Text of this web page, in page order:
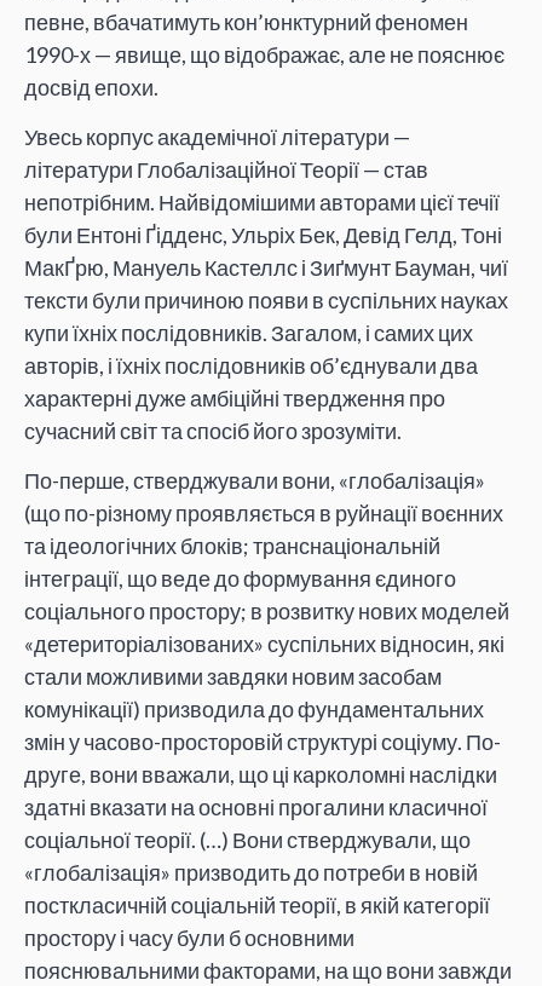
певне, вбачатимуть кон’юнктурний феномен
1990-х — явище, що відображає, але не пояснює
досвід епохи.
Увесь корпус академічної літератури —
літератури Глобалізаційної Теорії — став
непотрібним. Найвідомішими авторами цієї течії
були Ентоні Ґідденс, Ульріх Бек, Девід Гелд, Тоні
МакҐрю, Мануель Кастеллс і Зиґмунт Бауман, чиї
тексти були причиною появи в суспільних науках
купи їхніх послідовників. Загалом, і самих цих
авторів, і їхніх послідовників об’єднували два
характерні дуже амбіційні твердження про
сучасний світ та спосіб його зрозуміти.
По-перше, стверджували вони, «глобалізація»
(що по-різному проявляється в руйнації воєнних
та ідеологічних блоків; транснаціональній
інтеграції, що веде до формування єдиного
соціального простору; в розвитку нових моделей
«детериторіалізованих» суспільних відносин, які
стали можливими завдяки новим засобам
комунікації) призводила до фундаментальних
змін у часово-просторовій структурі соціуму. По-
друге, вони вважали, що ці карколомні наслідки
здатні вказати на основні прогалини класичної
соціальної теорії. (…) Вони стверджували, що
«глобалізація» призводить до потреби в новій
посткласичній соціальній теорії, в якій категорії
простору і часу були б основними
пояснювальними факторами, на що вони завжди